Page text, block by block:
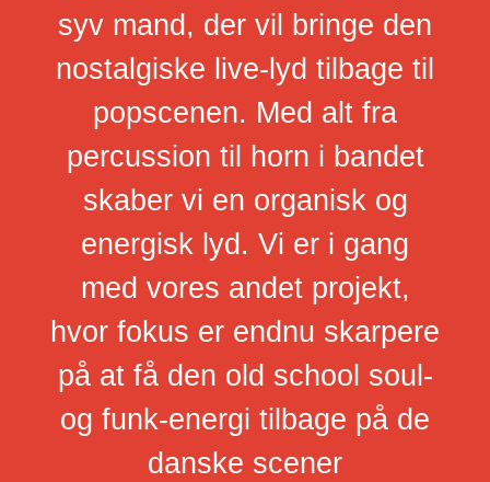
syv mand, der vil bringe den
nostalgiske live-lyd tilbage til
popscenen. Med alt fra
percussion til horn i bandet
skaber vi en organisk og
energisk lyd. Vi er i gang
med vores andet projekt,
hvor fokus er endnu skarpere
på at få den old school soul-
og funk-energi tilbage på de
danske scener